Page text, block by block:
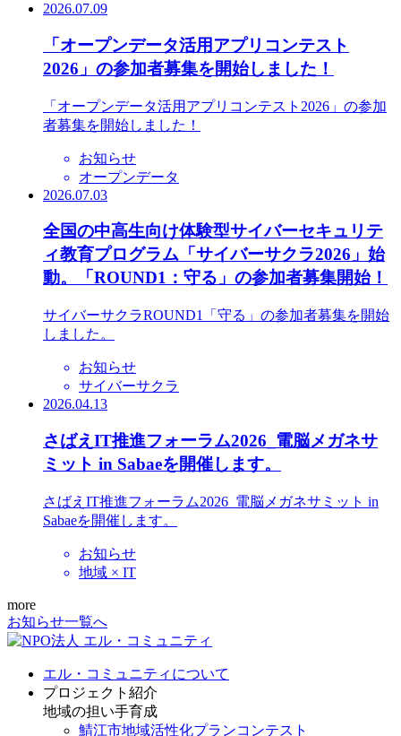
2026.07.09
「オープンデータ活用アプリコンテスト
2026」の参加者募集を開始しました！
「オープンデータ活用アプリコンテスト2026」の参加
者募集を開始しました！
お知らせ
オープンデータ
2026.07.03
全国の中高生向け体験型サイバーセキュリテ
ィ教育プログラム「サイバーサクラ2026」始
動。「ROUND1：守る」の参加者募集開始！
サイバーサクラROUND1「守る」の参加者募集を開始
しました。
お知らせ
サイバーサクラ
2026.04.13
さばえIT推進フォーラム2026_電脳メガネサ
ミット in Sabaeを開催します。
さばえIT推進フォーラム2026_電脳メガネサミット in
Sabaeを開催します。
お知らせ
地域 × IT
more
お知らせ一覧へ
エル・コミュニティについて
プロジェクト紹介
地域の担い手育成
鯖江市地域活性化プランコンテスト